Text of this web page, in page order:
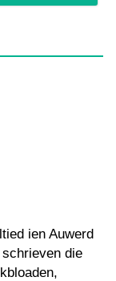
ien Auwerd
die